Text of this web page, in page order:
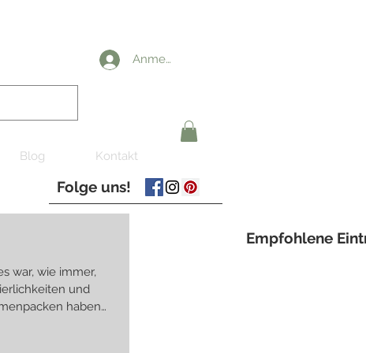
Anmelden
Blog Kontakt
Folge uns!
war, wie immer,
und
haben
Empfohlene